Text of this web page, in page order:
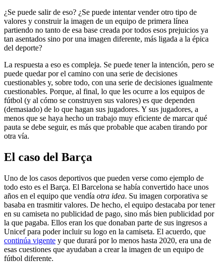
¿Se puede salir de eso? ¿Se puede intentar vender otro tipo de
valores y construir la imagen de un equipo de primera línea
partiendo no tanto de esa base creada por todos esos prejuicios ya
tan asentados sino por una imagen diferente, más ligada a la épica
del deporte?
La respuesta a eso es compleja. Se puede tener la intención, pero se
puede quedar por el camino con una serie de decisiones
cuestionables y, sobre todo, con una serie de decisiones igualmente
cuestionables. Porque, al final, lo que les ocurre a los equipos de
fútbol (y al cómo se construyen sus valores) es que dependen
(demasiado) de lo que hagan sus jugadores. Y sus jugadores, a
menos que se haya hecho un trabajo muy eficiente de marcar qué
pauta se debe seguir, es más que probable que acaben tirando por
otra vía.
El caso del Barça
Uno de los casos deportivos que pueden verse como ejemplo de
todo esto es el Barça. El Barcelona se había convertido hace unos
años en el equipo que vendía otra idea. Su imagen corporativa se
basaba en trasmitir valores. De hecho, el equipo destacaba por tener
en su camiseta no publicidad de pago, sino más bien publicidad por
la que pagaba. Ellos eran los que donaban parte de sus ingresos a
Unicef para poder incluir su logo en la camiseta. El acuerdo, que
continúa vigente y que durará por lo menos hasta 2020, era una de
esas cuestiones que ayudaban a crear la imagen de un equipo de
fútbol diferente.